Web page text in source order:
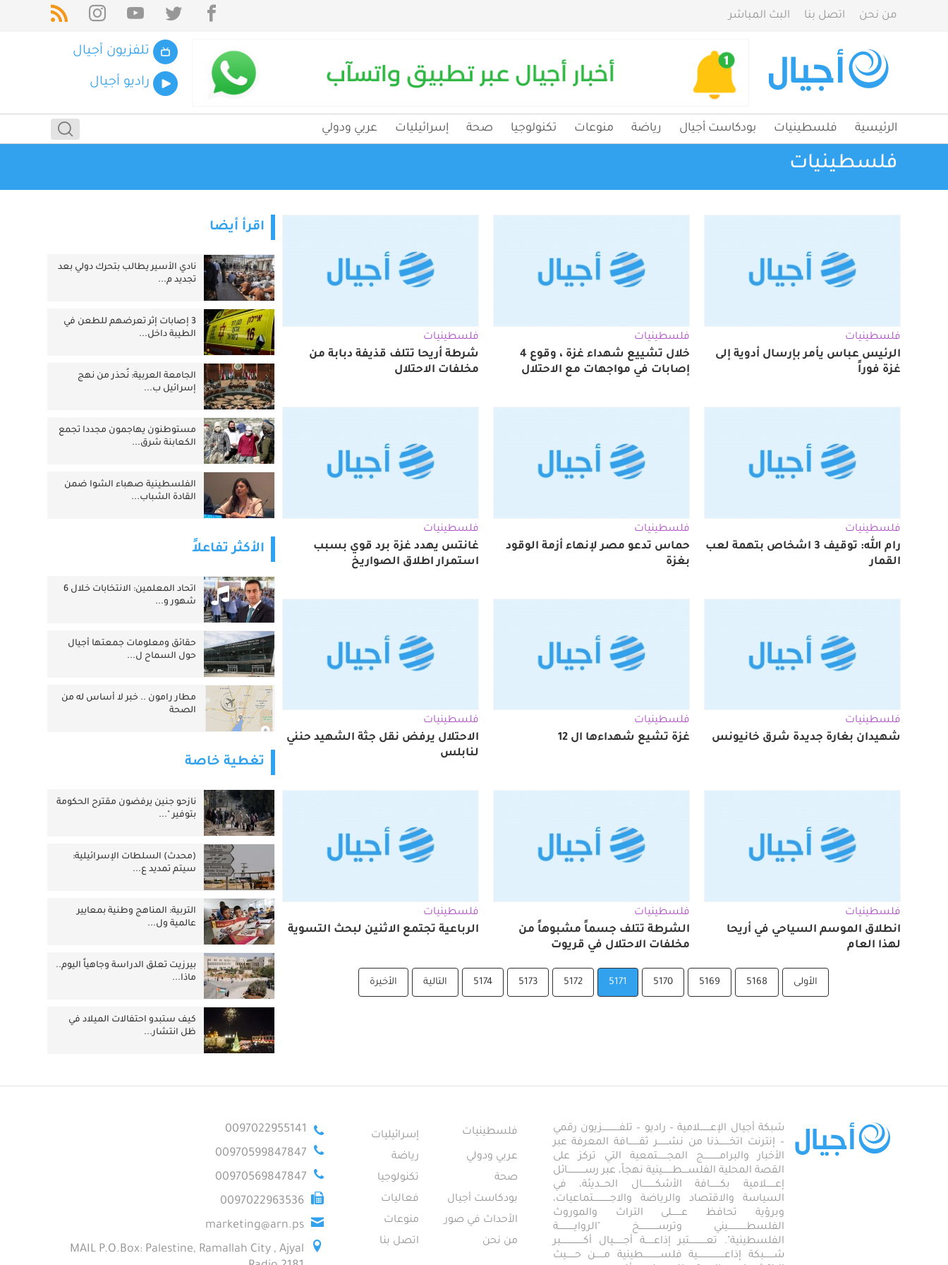
من نحن اتصل بنا البث المباشر
تلفزيون أجيال
راديو أجيال
الرئيسية فلسطينيات بودكاست أجيال رياضة منوعات تكنولوجيا صحة إسرائيليات عربي ودولي
فلسطينيات
فلسطينيات
الرئيس عباس يأمر بإرسال أدوية إلى
غزة فوراً
فلسطينيات
خلال تشييع شهداء غزة ، وقوع 4
إصابات في مواجهات مع الاحتلال
فلسطينيات
شرطة أريحا تتلف قذيفة دبابة من
مخلفات الاحتلال
فلسطينيات
رام الله: توقيف 3 اشخاص بتهمة لعب
القمار
فلسطينيات
حماس تدعو مصر لإنهاء أزمة الوقود
بغزة
فلسطينيات
غانتس يهدد غزة برد قوي بسبب
استمرار اطلاق الصواريخ
فلسطينيات
شهيدان بغارة جديدة شرق خانيونس
فلسطينيات
غزة تشيع شهداءها ال 12
فلسطينيات
الاحتلال يرفض نقل جثة الشهيد حنني
لنابلس
فلسطينيات
انطلاق الموسم السياحي في أريحا
لهذا العام
فلسطينيات
الشرطة تتلف جسماً مشبوهاً من
مخلفات الاحتلال في قريوت
فلسطينيات
الرباعية تجتمع الاثنين لبحث التسوية
الأولى 5168
5169
5170
5171
5172
5173
5174 التالية الأخيرة
اقرأ أيضا
نادي الأسير يطالب بتحرك دولي بعد
تجديد م...
3 إصابات إثر تعرضهم للطعن في
الطيبة داخل...
الجامعة العربية: نُحذر من نهج
إسرائيل ب...
مستوطنون يهاجمون مجددا تجمع
الكعابنة شرق...
الفلسطينية صهباء الشوا ضمن
القادة الشباب...
الأكثر تفاعلاً
اتحاد المعلمين: الانتخابات خلال 6
شهور و...
حقائق ومعلومات جمعتها أجيال
حول السماح ل...
مطار رامون .. خبر لا أساس له من
الصحة
تغطية خاصة
نازحو جنين يرفضون مقترح الحكومة
بتوفير "...
(محدث) السلطات الإسرائيلية:
سيتم تمديد ع...
التربية: المناهج وطنية بمعايير
عالمية ول...
بيرزيت تعلق الدراسة وجاهياً اليوم..
ماذا...
كيف ستبدو احتفالات الميلاد في
ظل انتشار...
شبكة أجيال الإعـــــــلامية – راديو – تلفــــــــــــزيون رقمي
– إنترنت اتخـــــــذنا من نشـــــــر ثقـــــــافة المعرفة عبر
الأخبار والبرامـــــــــــج المجـــــــتمعية التي تركز على
القصة المحلية الفلســــطـــــــينية نهجاً، عبر رســــــــــــائل
إعــــــلامية بكـــــــافة الأشكـــــــــال الحـــديثة، في
السياسة والاقتصاد والرياضة والاجــــــــــــتماعيات،
وبرؤية تحافظ عـــــــلى التراث والموروث
الفلسطـــــــــــــيني وترســـــــــــــخ "الروايـــــــــــة
الفلسطينية". تعــــــــــــتبر إذاعــــــة أجـــــــيال أكــــــــــــــــبر
شـــــــبكة إذاعـــــــــــــــــــية فلســــــــــــطينية مــــــن حــــــيث
فلسطينيات
إسرائيليات
عربي ودولي
رياضة
صحة
تكنولوجيا
بودكاست أجيال
فعاليات
الأحداث في صور
منوعات
من نحن
اتصل بنا
0097022955141
00970599847847
00970569847847
0097022963536
marketing@arn.ps
MAIL P.O.Box: Palestine, Ramallah City , Ajyal